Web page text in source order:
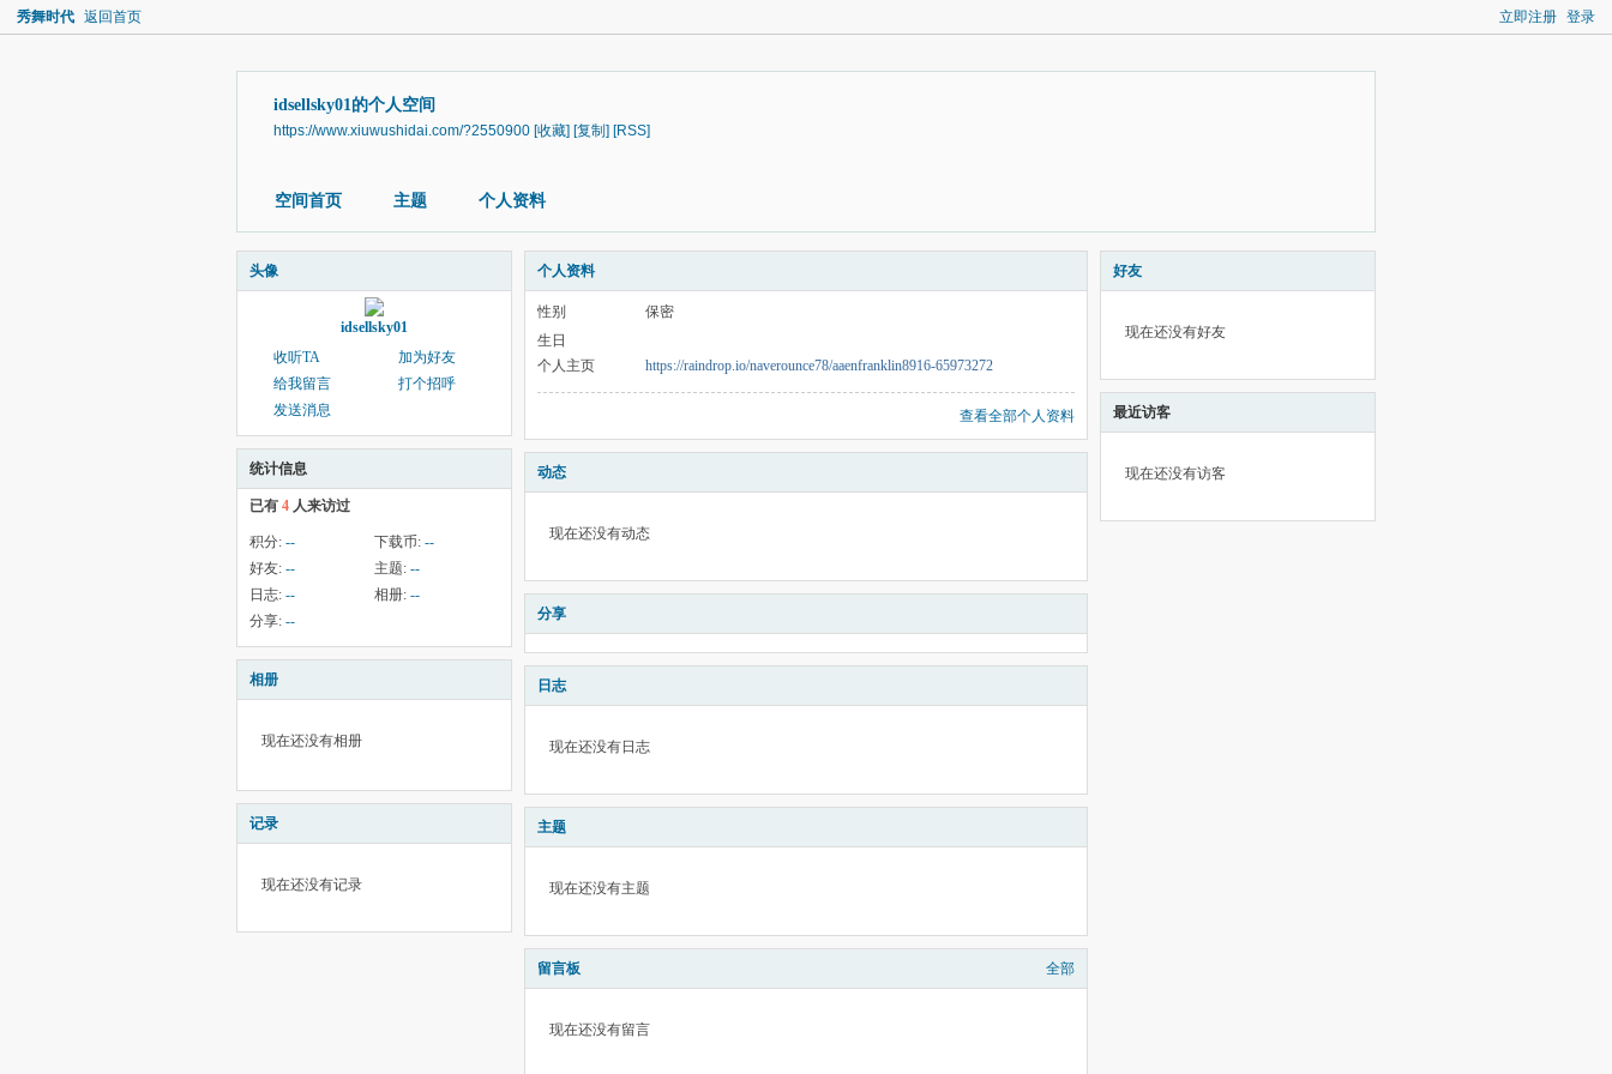
立即注册 登录
秀舞时代 返回首页
idsellsky01的个人空间
https://www.xiuwushidai.com/?2550900 [收藏] [复制] [RSS]
空间首页 主题 个人资料
头像
idsellsky01
收听TA
加为好友
给我留言
打个招呼
发送消息
统计信息
已有 4 人来访过
积分: -- 下载币: --
好友: -- 主题: --
日志: -- 相册: --
分享: --
相册
现在还没有相册
记录
现在还没有记录
个人资料
性别
保密
生日
个人主页
https://raindrop.io/naverounce78/aaenfranklin8916-65973272
查看全部个人资料
动态
现在还没有动态
分享
日志
现在还没有日志
主题
现在还没有主题
留言板 全部
现在还没有留言
好友
现在还没有好友
最近访客
现在还没有访客